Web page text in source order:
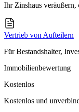
Ihr Zinshaus
Vertrieb von Aufteilern
Für Bestandshalter,
Immobilienbewertung
Kostenlos
Kostenlos und